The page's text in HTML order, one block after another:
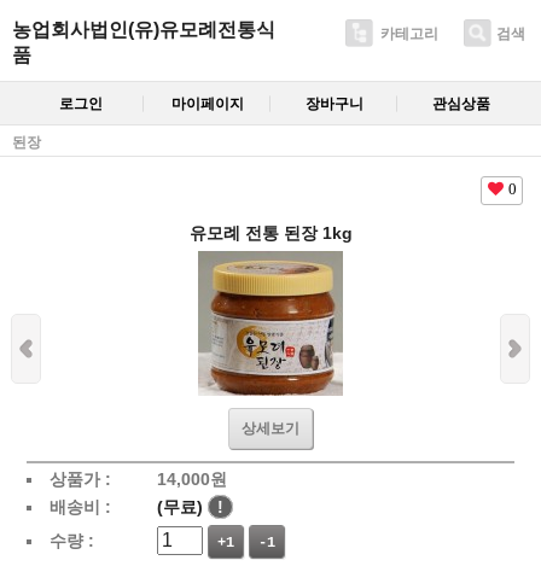
농업회사법인(유)유모례전통식
품
카테고리 검색
로그인 마이페이지 장바구니 관심상품
된장
0
유모례 전통 된장 1kg
상세보기
상품가 : 14,000원
배송비 :
(무료)
!
수량 :
+1 -1